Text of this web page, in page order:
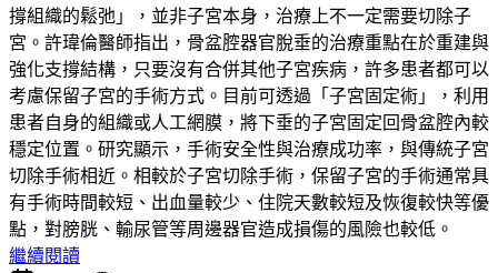
撐組織的鬆弛」，並非子宮本身，治療上不一定需要切除子
宮。許瑋倫醫師指出，骨盆腔器官脫垂的治療重點在於重建與
強化支撐結構，只要沒有合併其他子宮疾病，許多患者都可以
考慮保留子宮的手術方式。目前可透過「子宮固定術」，利用
患者自身的組織或人工網膜，將下垂的子宮固定回骨盆腔內較
穩定位置。研究顯示，手術安全性與治療成功率，與傳統子宮
切除手術相近。相較於子宮切除手術，保留子宮的手術通常具
有手術時間較短、出血量較少、住院天數較短及恢復較快等優
點，對膀胱、輸尿管等周邊器官造成損傷的風險也較低。
繼續閱讀